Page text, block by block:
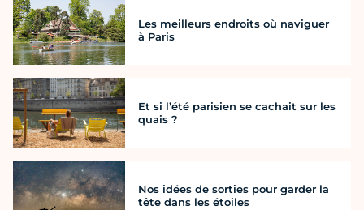
Les meilleurs endroits où naviguer
à Paris
Et si l’été parisien se cachait sur les
quais ?
Nos idées de sorties pour garder la
tête dans les étoiles